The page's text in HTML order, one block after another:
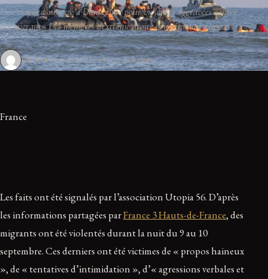
Une enquête ouverte à Dunkerque pour violences aggravées contre
des migrants. Des membres d'extrême droite britanniques suspects.
Olivier 6 octobre 2025 1 min de lecture
France
Les faits ont été signalés par l’association Utopia 56. D’après
les informations partagées parFrance 3 Hauts-de-France, des
migrants ont été violentés durant la nuit du 9 au 10
septembre. Ces derniers ont été victimes de « propos haineux
», de « tentatives d’intimidation », d’« agressions verbales et